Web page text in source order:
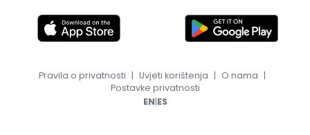
Pravila o privatnosti | Uvjeti korištenja | O nama |
Postavke privatnosti
EN|ES